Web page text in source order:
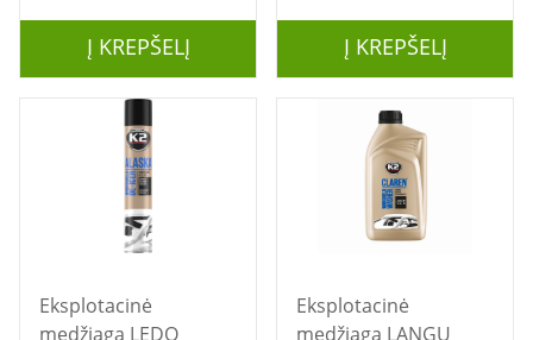
Į KREPŠELĮ Į KREPŠELĮ
Eksplotacinė
medžiaga LEDO
Eksplotacinė
medžiaga LANGŲ